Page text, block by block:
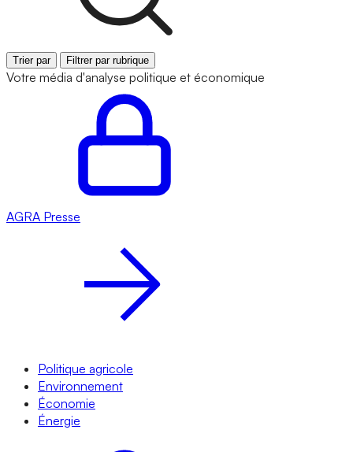
Trier par Filtrer par rubrique
Votre média d'analyse politique et économique
AGRA Presse
Politique agricole
Environnement
Économie
Énergie